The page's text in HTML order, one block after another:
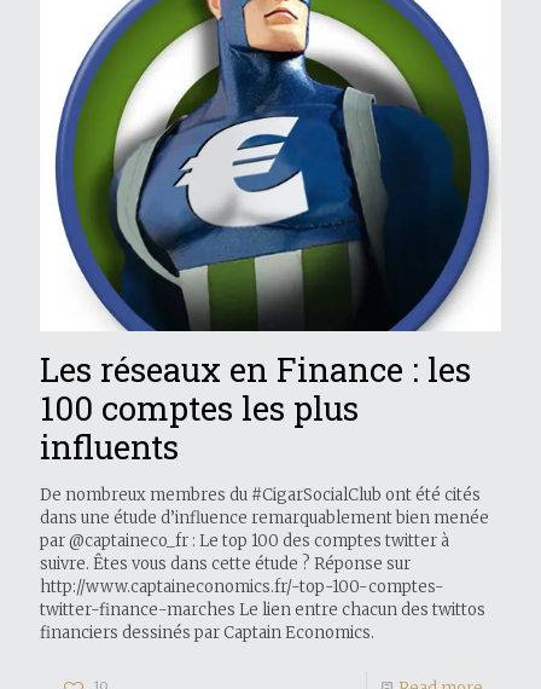
Les réseaux en Finance : les
100 comptes les plus
influents
De nombreux membres du #CigarSocialClub ont été cités
dans une étude d’influence remarquablement bien menée
par @captaineco_fr : Le top 100 des comptes twitter à
suivre. Êtes vous dans cette étude ? Réponse sur
http://www.captaineconomics.fr/-top-100-comptes-
twitter-finance-marches Le lien entre chacun des twittos
financiers dessinés par Captain Economics.